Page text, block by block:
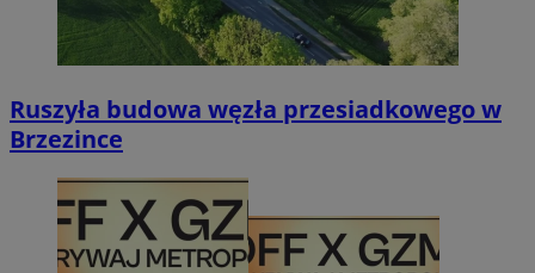
Ruszyła budowa węzła przesiadkowego w
Brzezince